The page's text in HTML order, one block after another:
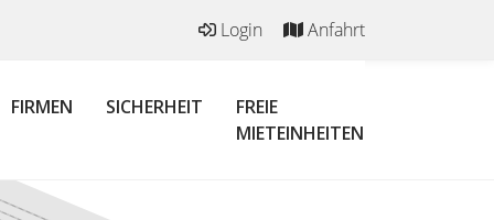
Login Anfahrt
FIRMEN SICHERHEIT
FREIE
MIETEINHEITEN